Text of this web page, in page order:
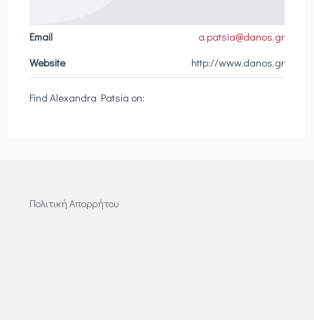
Email
a.patsia@danos.gr
Website
http://www.danos.gr
Find Alexandra Patsia on:
Πολιτική Απορρήτου